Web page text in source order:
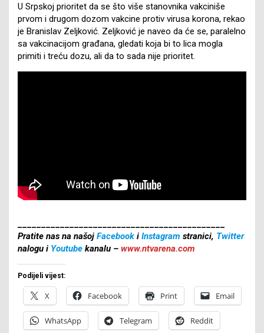
U Srpskoj prioritet da se što više stanovnika vakciniše
prvom i drugom dozom vakcine protiv virusa korona, rekao
je Branislav Zeljković. Zeljković je naveo da će se, paralelno
sa vakcinacijom građana, gledati koja bi to lica mogla
primiti i treću dozu, ali da to sada nije prioritet.
Pratite nas na našoj Facebook i Instagram stranici, Twitter
nalogu i Youtube kanalu – www.ntvarena.com
Podijeli vijest:
X Facebook Print Email
WhatsApp Telegram Reddit